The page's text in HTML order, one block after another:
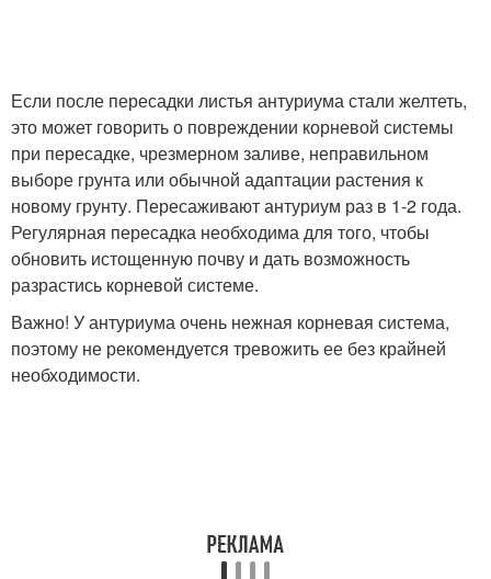
Если после пересадки листья антуриума стали желтеть,
это может говорить о повреждении корневой системы
при пересадке, чрезмерном заливе, неправильном
выборе грунта или обычной адаптации растения к
новому грунту. Пересаживают антуриум раз в 1-2 года.
Регулярная пересадка необходима для того, чтобы
обновить истощенную почву и дать возможность
разрастись корневой системе.
Важно! У антуриума очень нежная корневая система,
поэтому не рекомендуется тревожить ее без крайней
необходимости.